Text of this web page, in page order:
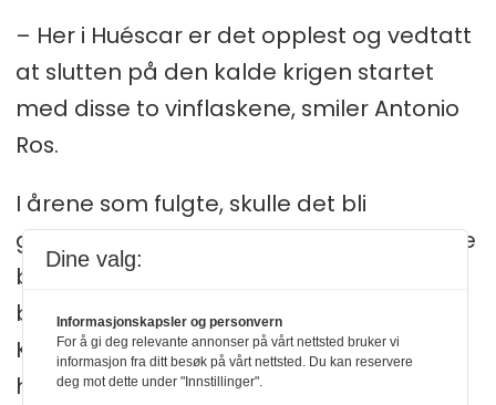
– Her i Huéscar er det opplest og vedtatt
at slutten på den kalde krigen startet
med disse to vinflaskene, smiler Antonio
Ros.
I årene som fulgte, skulle det bli
gjennomført flere jubileer for hendelsene
både i Huéscar og i Kolding. De to byene
ble vennskapsbyer i 1985. Det var i
Kolding at spanske tropper i 1808 for å
holde varmen i den kalde danske
Dine valg:
Informasjonskapsler og personvern
For å gi deg relevante annonser på vårt nettsted bruker vi
informasjon fra ditt besøk på vårt nettsted. Du kan reservere
deg mot dette under "Innstillinger".